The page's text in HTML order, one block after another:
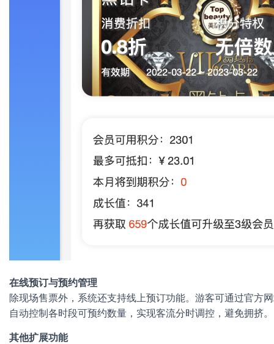
在线预订与预约管理
除现场售票外，系统还支持线上预订功能。游客可通过官方
自动控制各时段可预约数量，实现客流分时调控，避免拥挤。
其他扩展功能